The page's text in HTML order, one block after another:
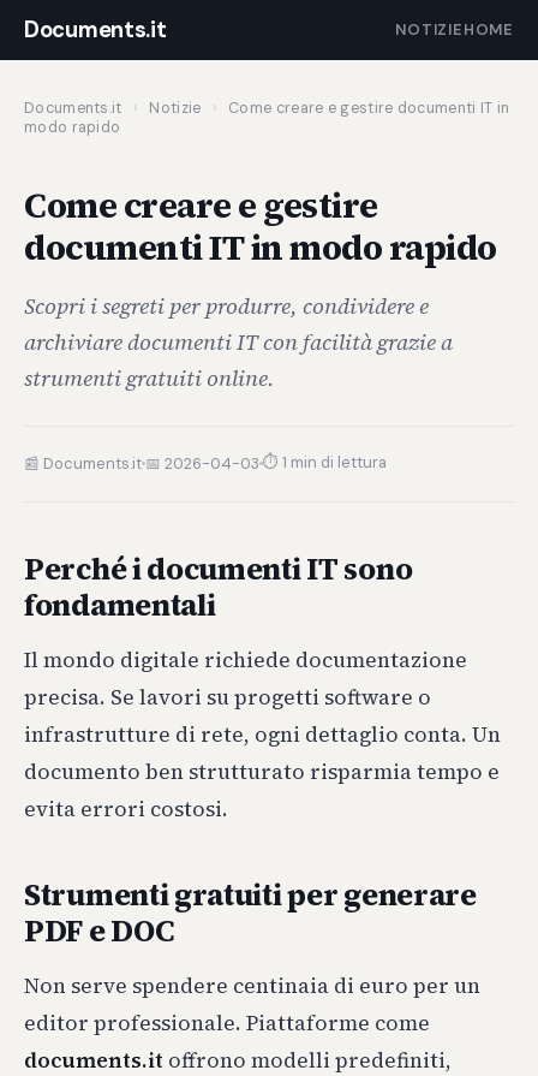
Documents.it NOTIZIEHOME
Documents.it › Notizie ›
Come creare e gestire documenti IT in
modo rapido
Come creare e gestire
documenti IT in modo rapido
Scopri i segreti per produrre, condividere e
archiviare documenti IT con facilità grazie a
strumenti gratuiti online.
📰 Documents.it 📅 2026-04-03 ⏱ 1 min di lettura
Perché i documenti IT sono
fondamentali
Il mondo digitale richiede documentazione
precisa. Se lavori su progetti software o
infrastrutture di rete, ogni dettaglio conta. Un
documento ben strutturato risparmia tempo e
evita errori costosi.
Strumenti gratuiti per generare
PDF e DOC
Non serve spendere centinaia di euro per un
editor professionale. Piattaforme come
documents.it offrono modelli predefiniti,